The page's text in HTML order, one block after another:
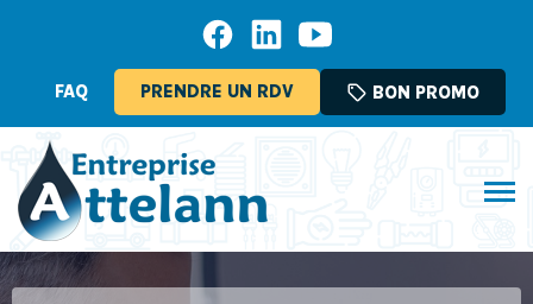
FAQ PRENDRE UN RDV sell BON PROMO